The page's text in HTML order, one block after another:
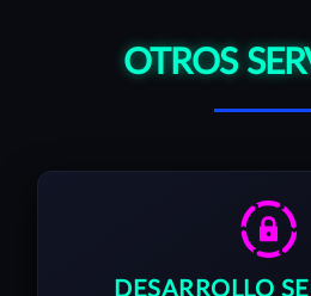
OTROS
DESARROLLO